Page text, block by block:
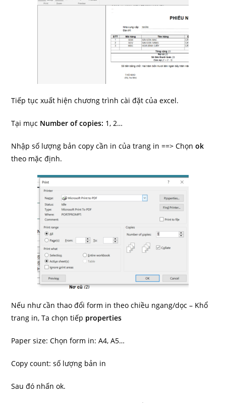
Tiếp tục xuất hiện chương trình cài đặt của excel.
Tại mục Number of copies: 1, 2…
Nhập số lượng bản copy cần in của trang in ==> Chọnok
theo mặc định.
Nếu như cần thao đổi form in theo chiều ngang/dọc – Khổ
trang in, Ta chọn tiếp properties
Paper size: Chọn form in: A4, A5…
Copy count: số lượng bản in
Sau đó nhấn ok.